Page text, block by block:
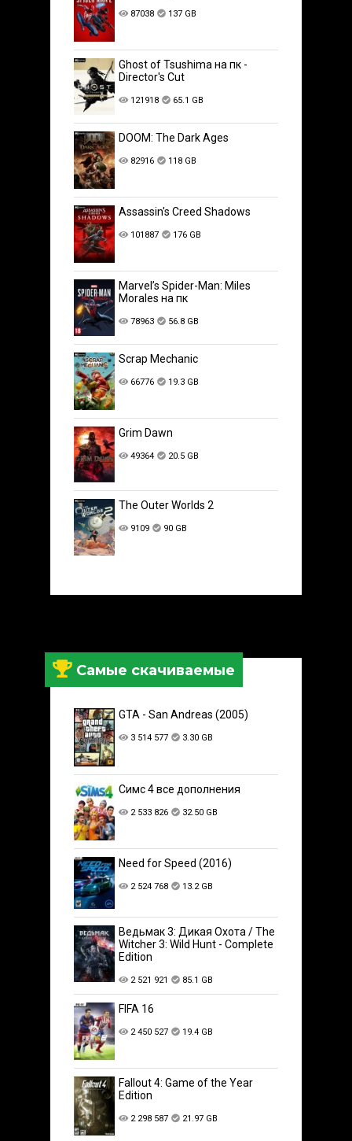
87038 137 GB
Ghost of Tsushima на пк -
Director's Cut
121918 65.1 GB
DOOM: The Dark Ages
82916 118 GB
Assassin's Creed Shadows
101887 176 GB
Marvel’s Spider-Man: Miles
Morales на пк
78963 56.8 GB
Scrap Mechanic
66776 19.3 GB
Grim Dawn
49364 20.5 GB
The Outer Worlds 2
9109 90 GB
Самые скачиваемые
GTA - San Andreas (2005)
3 514 577 3.30 GB
Симс 4 все дополнения
2 533 826 32.50 GB
Need for Speed (2016)
2 524 768 13.2 GB
Ведьмак 3: Дикая Охота / The
Witcher 3: Wild Hunt - Complete
Edition
2 521 921 85.1 GB
FIFA 16
2 450 527 19.4 GB
Fallout 4: Game of the Year
Edition
2 298 587 21.97 GB